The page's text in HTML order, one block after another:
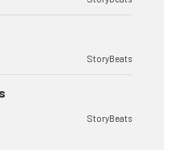
StoryBeats
StoryBeats